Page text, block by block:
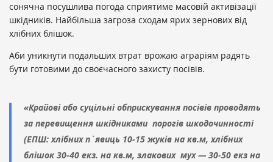
сонячна посушлива погода сприятиме масовій активізації
шкідників. Найбільша загроза сходам ярих зернових від
хлібних блішок.
Аби уникнути подальших втрат врожаю аграріям радять
бути готовими до своєчасного захисту посівів.
«Крайові або суцільні обприскування посівів проводять
за перевищення шкідниками порогів шкодочинності
(ЕПШ: хлібних п`явиць 10-15 жуків на кв.м, хлібних
блішок 30-40 екз. на кв.м, злакових мух — 30-50 екз на